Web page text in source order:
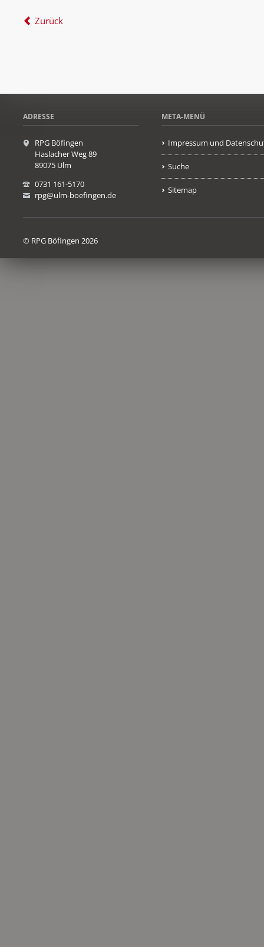
Zurück
ADRESSE
RPG Böfingen
Haslacher Weg 89
89075 Ulm
0731 161-5170
rpg@ulm-boefingen.de
META-MENÜ
Impressum und
Suche
Sitemap
© RPG Böfingen 2026